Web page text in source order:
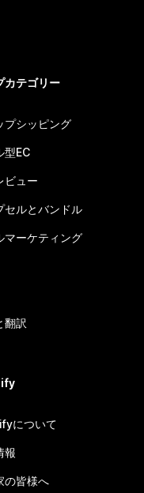
カテゴリー
プシッピング
型EC
ビュー
セルとバンドル
マーケティング
翻訳
について
報
の皆様へ